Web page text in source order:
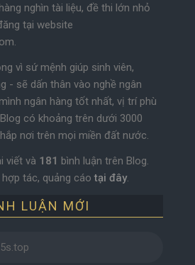
nghìn tài liệu, đề thi lớn nhỏ
tại website
vì sứ mệnh giúp sinh viên,
- sẽ dấn thân vào nghề ngân
ngân hàng tốt nhất, vị trí phù
có khoảng trên dưới 3000
nơi trên mọi miền đất nước.
viết và 181 bình luận trên Blog.
hợp tác, quảng cáotại đây.
LUẬN MỚI